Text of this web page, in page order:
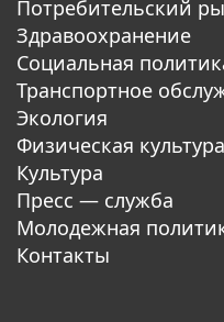
Потребительский
Здравоохранение
Социальная
Транспортное
Экология
Физическая
Культура
Пресс — служба
Молодежная
Контакты